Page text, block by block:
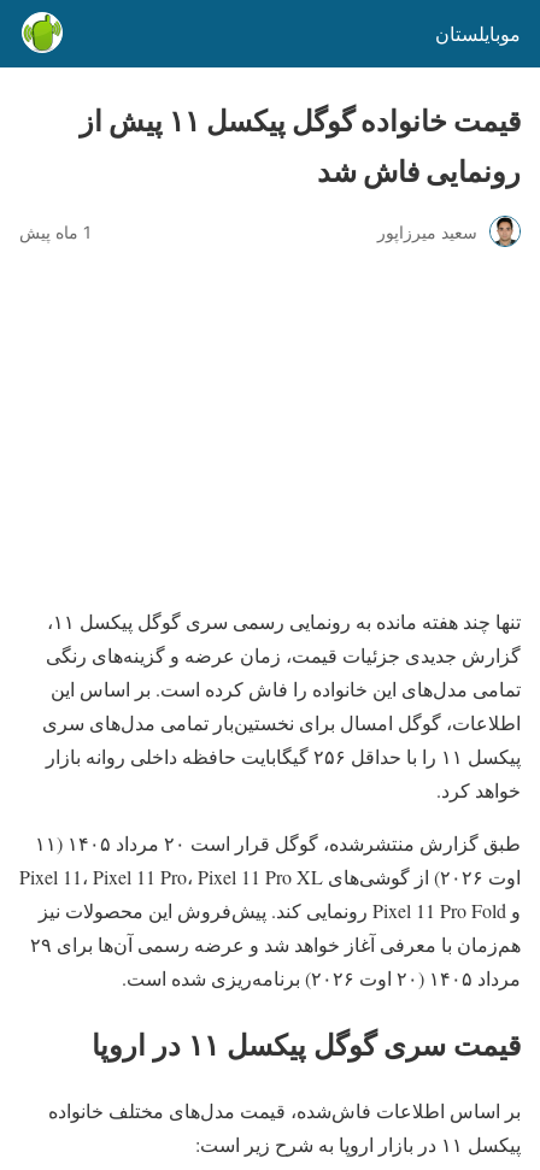
موبایلستان
قیمت خانواده گوگل پیکسل ۱۱ پیش از
رونمایی فاش شد
سعید میرزاپور 1 ماه پیش
تنها چند هفته مانده به رونمایی رسمی سری گوگل پیکسل ۱۱،
گزارش جدیدی جزئیات قیمت، زمان عرضه و گزینه‌های رنگی
تمامی مدل‌های این خانواده را فاش کرده است. بر اساس این
اطلاعات، گوگل امسال برای نخستین‌بار تمامی مدل‌های سری
پیکسل ۱۱ را با حداقل ۲۵۶ گیگابایت حافظه داخلی روانه بازار
خواهد کرد.
طبق گزارش منتشرشده، گوگل قرار است ۲۰ مرداد ۱۴۰۵ (۱۱
اوت ۲۰۲۶) از گوشی‌های Pixel 11، Pixel 11 Pro، Pixel 11 Pro XL
و Pixel 11 Pro Fold رونمایی کند. پیش‌فروش این محصولات نیز
هم‌زمان با معرفی آغاز خواهد شد و عرضه رسمی آن‌ها برای ۲۹
مرداد ۱۴۰۵ (۲۰ اوت ۲۰۲۶) برنامه‌ریزی شده است.
قیمت سری گوگل پیکسل ۱۱ در اروپا
بر اساس اطلاعات فاش‌شده، قیمت مدل‌های مختلف خانواده
پیکسل ۱۱ در بازار اروپا به شرح زیر است: